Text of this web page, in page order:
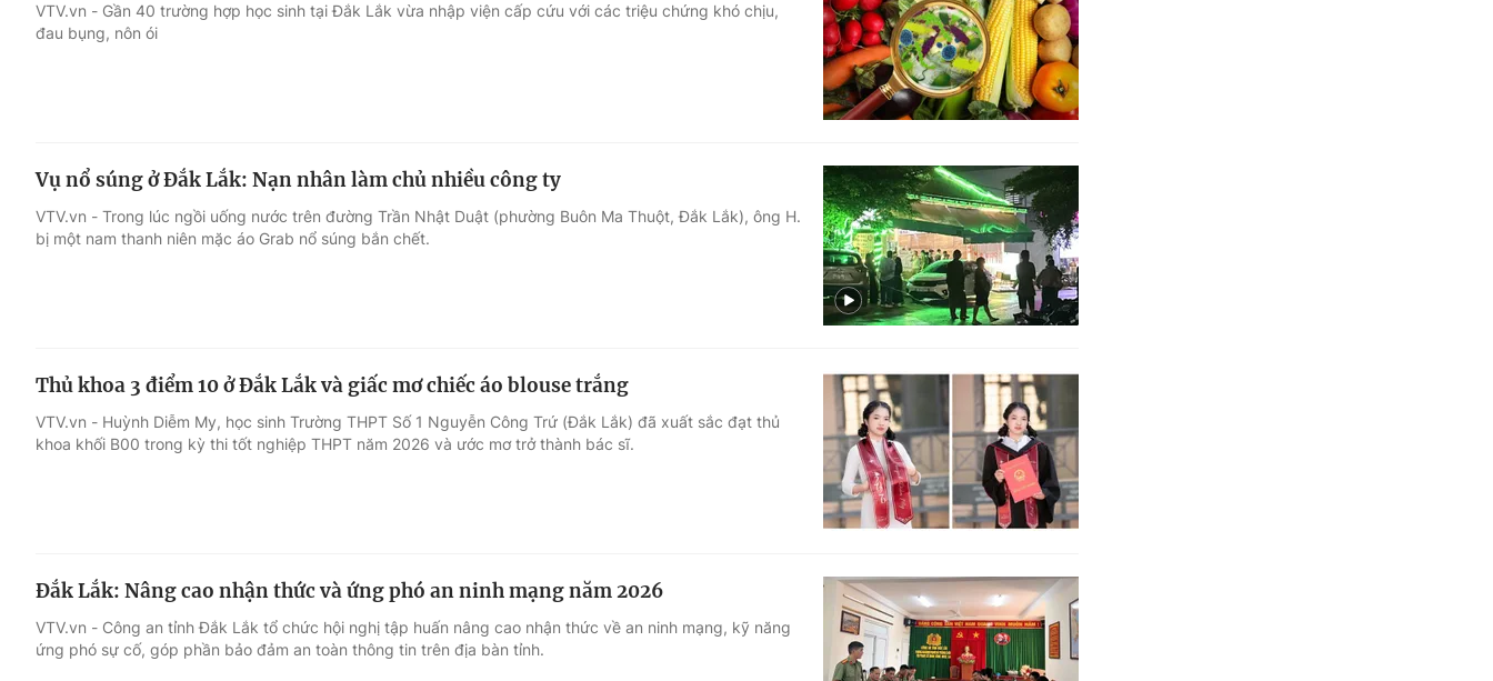
VTV.vn - Gần 40 trường hợp học sinh tại Đắk Lắk vừa nhập viện cấp cứu với các triệu chứng khó chịu,
đau bụng, nôn ói
Vụ nổ súng ở Đắk Lắk: Nạn nhân làm chủ nhiều công ty
VTV.vn - Trong lúc ngồi uống nước trên đường Trần Nhật Duật (phường Buôn Ma Thuột, Đắk Lắk), ông H.
bị một nam thanh niên mặc áo Grab nổ súng bắn chết.
Thủ khoa 3 điểm 10 ở Đắk Lắk và giấc mơ chiếc áo blouse trắng
VTV.vn - Huỳnh Diễm My, học sinh Trường THPT Số 1 Nguyễn Công Trứ (Đắk Lắk) đã xuất sắc đạt thủ
khoa khối B00 trong kỳ thi tốt nghiệp THPT năm 2026 và ước mơ trở thành bác sĩ.
Đắk Lắk: Nâng cao nhận thức và ứng phó an ninh mạng năm 2026
VTV.vn - Công an tỉnh Đắk Lắk tổ chức hội nghị tập huấn nâng cao nhận thức về an ninh mạng, kỹ năng
ứng phó sự cố, góp phần bảo đảm an toàn thông tin trên địa bàn tỉnh.